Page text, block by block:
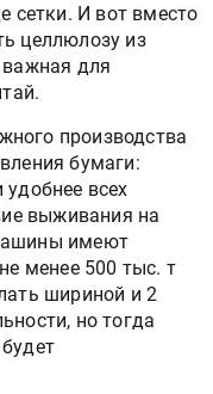
сетки. И вот вместо
целлюлозу из
для
производства
бумаги:
всех
выживания на
имеют
менее 500 тыс. т
шириной и 2
но тогда